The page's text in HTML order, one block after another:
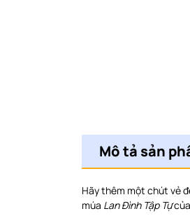
Mô tả sản
Hãy thêm một chút vẻ
múa Lan Đình Tập Tự